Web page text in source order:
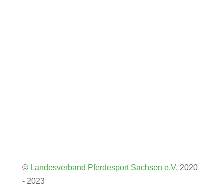
© Landesverband Pferdesport Sachsen e.V. 2020
- 2023